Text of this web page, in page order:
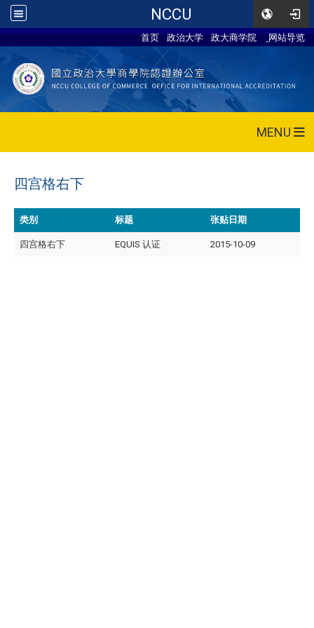
NCCU
首页 政治大学 政大商学院 网站导览
MENU
四宫格右下
类别 标题 张贴日期
四宫格右下 EQUIS 认证 2015-10-09